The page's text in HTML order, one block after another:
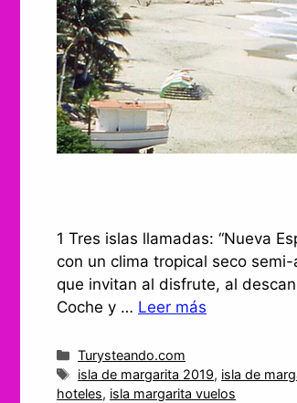
1 Tres islas llamadas: “Nueva
con un clima tropical seco
que invitan al disfrute, al
Coche y … Leer más
Categorías
Turysteando.com
Etiquetas
isla de margarita 2019, isla de
hoteles, isla margarita vuelos